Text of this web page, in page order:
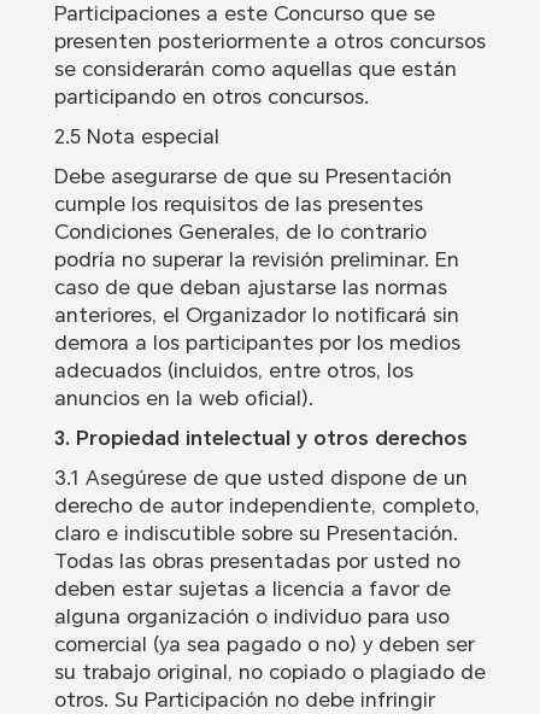
Participaciones a este Concurso que se
presenten posteriormente a otros concursos
se considerarán como aquellas que están
participando en otros concursos.
2.5 Nota especial
Debe asegurarse de que su Presentación
cumple los requisitos de las presentes
Condiciones Generales, de lo contrario
podría no superar la revisión preliminar. En
caso de que deban ajustarse las normas
anteriores, el Organizador lo notificará sin
demora a los participantes por los medios
adecuados (incluidos, entre otros, los
anuncios en la web oficial).
3. Propiedad intelectual y otros derechos
3.1 Asegúrese de que usted dispone de un
derecho de autor independiente, completo,
claro e indiscutible sobre su Presentación.
Todas las obras presentadas por usted no
deben estar sujetas a licencia a favor de
alguna organización o individuo para uso
comercial (ya sea pagado o no) y deben ser
su trabajo original, no copiado o plagiado de
otros. Su Participación no debe infringir